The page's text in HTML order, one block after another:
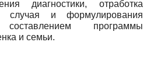
диагностики, отработка
случая и формулирования
программы
и семьи.